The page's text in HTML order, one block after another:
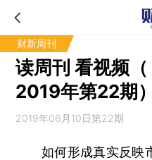
财新周刊
读周刊 看视频（
2019年第22期）
2019年06月10日第22期
如何形成真实反映